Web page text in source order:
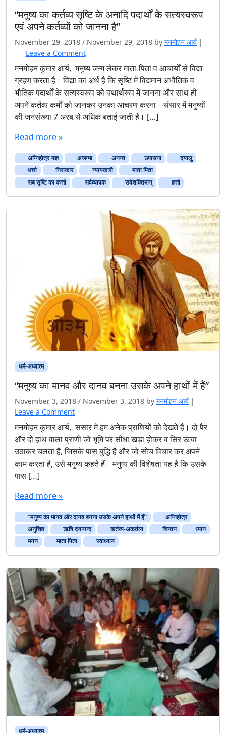
“मनुष्य का कर्तव्य सृष्टि के अनादि पदार्थों के सत्यस्वरूप
एवं अपने कर्तव्यों को जानना है”
November 29, 2018 / November 29, 2018 by मनमोहन आर्य |
Leave a Comment
मनमोहन कुमार आर्य, मनुष्य जन्म लेकर माता-पिता व आचार्यों से विद्या
ग्रहण करता है। विद्या का अर्थ है कि सृष्टि में विद्यमान अभौतिक व
भौतिक पदार्थों के सत्यस्वरूप को यथार्थरूप में जानना और साथ ही
अपने कर्तव्य कर्मों को जानकर उनका आचरण करना। संसार में मनुष्यों
की जनसंख्या 7 अरब से अधिक बताई जाती है। […]
Read more »
अग्निहोत्र यज्ञ अजन्मा अनन्त उपासना
दयालु
धर्त्ता
निराकार न्यायकारी
माता पिता
सब सृष्टि का कर्त्ता
सर्वव्यापक सर्वशक्तिमान् हर्त्ता
धर्म-अध्यात्म
“मनुष्य का मानव और दानव बनना उसके अपने हाथों में हैं”
November 3, 2018 / November 3, 2018 by मनमोहन आर्य |
Leave a Comment
मनमोहन कुमार आर्य, ससार में हम अनेक प्राणियों को देखते हैं। दो पैर
और दो हाथ वाला प्राणी जो भूमि पर सीधा खड़ा होकर व सिर ऊंचा
उठाकर चलता है, जिसके पास बुद्धि है और जो सोच विचार कर अपने
काम करता है, उसे मनुष्य कहते हैं। मनुष्य की विशेषता यह है कि उसके
पास […]
Read more »
“मनुष्य का मानव और दानव बनना उसके अपने हाथों में हैं”
अग्निहोत्र
अनुचित
ऋषि दयानन्द कर्तव्य-अकर्तव्य चिन्तन
ध्यान
मनन
माता पिता स्वाध्याय
धर्म-अध्यात्म